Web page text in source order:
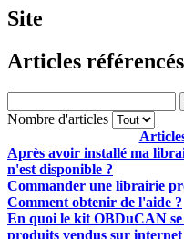
Site
Articles
Nombre d'articles
Après avoir installé ma
n'est disponible ?
Commander une librairie
Comment obtenir de l'aide ?
En quoi le kit OBDuCAN se
produits vendus sur internet